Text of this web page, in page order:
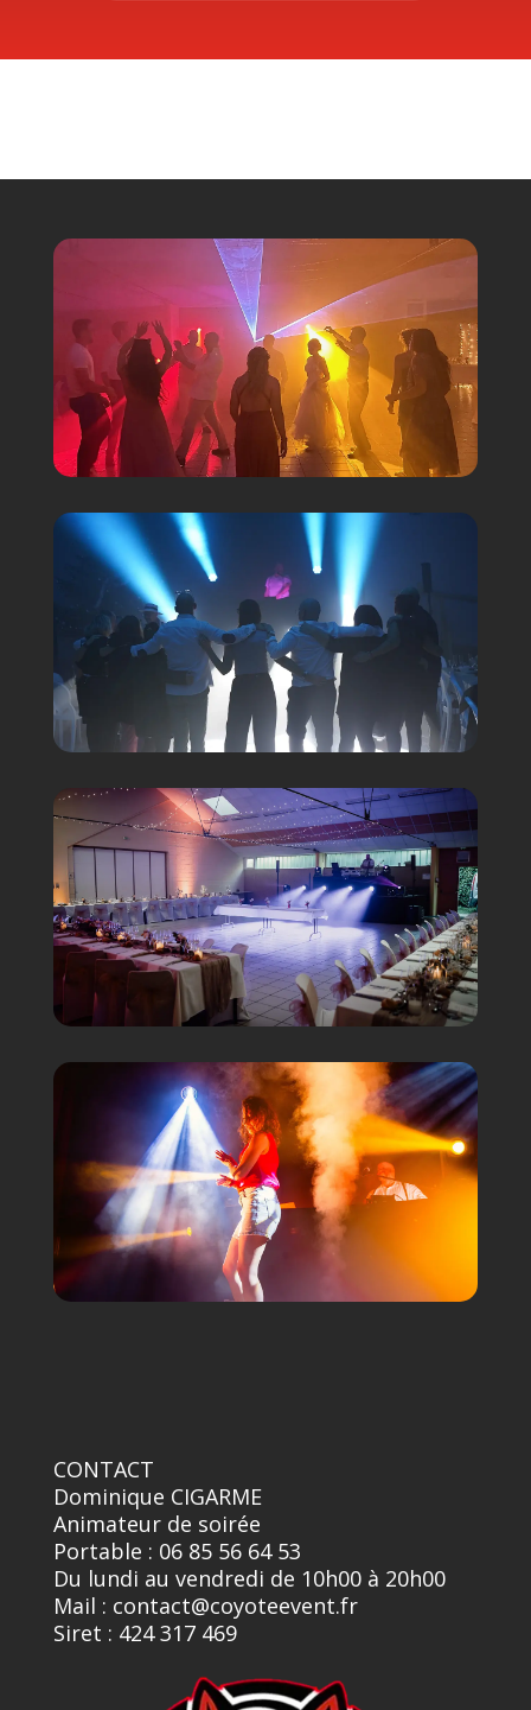
CONTACT
Dominique CIGARME
Animateur de soirée
Portable : 06 85 56 64 53
Du lundi au vendredi de 10h00 à 20h00
Mail : contact@coyoteevent.fr
Siret : 424 317 469